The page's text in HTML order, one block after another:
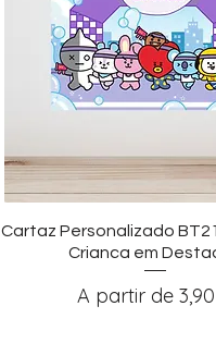
Visualização
Cartaz Personalizado
Crianca em
A partir de
Preço